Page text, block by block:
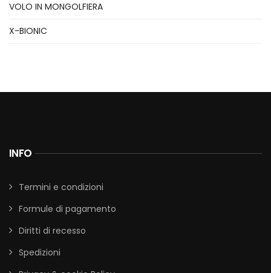
VOLO IN MONGOLFIERA
X-BIONIC
INFO
Termini e condizioni
Formule di pagamento
Diritti di recesso
Spedizioni